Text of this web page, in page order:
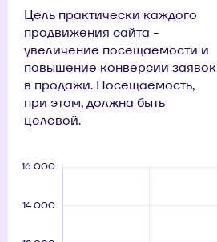
Цель практически каждого
продвижения сайта -
увеличение посещаемости и
повышение конверсии заявок
в продажи. Посещаемость,
при этом, должна быть
целевой.